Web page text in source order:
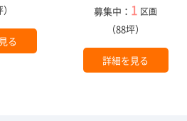
る
募集中： 1 区画
（88坪）
詳細を見る